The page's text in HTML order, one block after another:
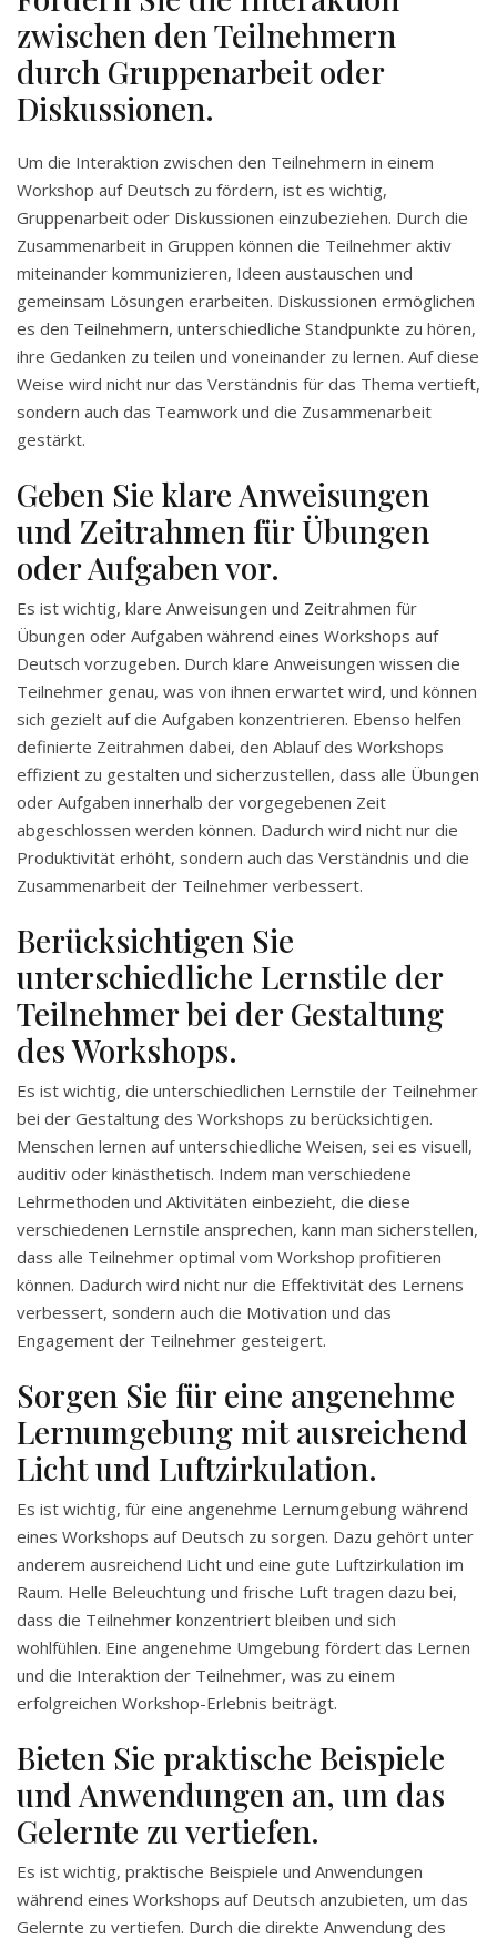
zwischen den Teilnehmern
durch Gruppenarbeit oder
Diskussionen.
Um die Interaktion zwischen den Teilnehmern in einem
Workshop auf Deutsch zu fördern, ist es wichtig,
Gruppenarbeit oder Diskussionen einzubeziehen. Durch die
Zusammenarbeit in Gruppen können die Teilnehmer aktiv
miteinander kommunizieren, Ideen austauschen und
gemeinsam Lösungen erarbeiten. Diskussionen ermöglichen
es den Teilnehmern, unterschiedliche Standpunkte zu hören,
ihre Gedanken zu teilen und voneinander zu lernen. Auf diese
Weise wird nicht nur das Verständnis für das Thema vertieft,
sondern auch das Teamwork und die Zusammenarbeit
gestärkt.
Geben Sie klare Anweisungen
und Zeitrahmen für Übungen
oder Aufgaben vor.
Es ist wichtig, klare Anweisungen und Zeitrahmen für
Übungen oder Aufgaben während eines Workshops auf
Deutsch vorzugeben. Durch klare Anweisungen wissen die
Teilnehmer genau, was von ihnen erwartet wird, und können
sich gezielt auf die Aufgaben konzentrieren. Ebenso helfen
definierte Zeitrahmen dabei, den Ablauf des Workshops
effizient zu gestalten und sicherzustellen, dass alle Übungen
oder Aufgaben innerhalb der vorgegebenen Zeit
abgeschlossen werden können. Dadurch wird nicht nur die
Produktivität erhöht, sondern auch das Verständnis und die
Zusammenarbeit der Teilnehmer verbessert.
Berücksichtigen Sie
unterschiedliche Lernstile der
Teilnehmer bei der Gestaltung
des Workshops.
Es ist wichtig, die unterschiedlichen Lernstile der Teilnehmer
bei der Gestaltung des Workshops zu berücksichtigen.
Menschen lernen auf unterschiedliche Weisen, sei es visuell,
auditiv oder kinästhetisch. Indem man verschiedene
Lehrmethoden und Aktivitäten einbezieht, die diese
verschiedenen Lernstile ansprechen, kann man sicherstellen,
dass alle Teilnehmer optimal vom Workshop profitieren
können. Dadurch wird nicht nur die Effektivität des Lernens
verbessert, sondern auch die Motivation und das
Engagement der Teilnehmer gesteigert.
Sorgen Sie für eine angenehme
Lernumgebung mit ausreichend
Licht und Luftzirkulation.
Es ist wichtig, für eine angenehme Lernumgebung während
eines Workshops auf Deutsch zu sorgen. Dazu gehört unter
anderem ausreichend Licht und eine gute Luftzirkulation im
Raum. Helle Beleuchtung und frische Luft tragen dazu bei,
dass die Teilnehmer konzentriert bleiben und sich
wohlfühlen. Eine angenehme Umgebung fördert das Lernen
und die Interaktion der Teilnehmer, was zu einem
erfolgreichen Workshop-Erlebnis beiträgt.
Bieten Sie praktische Beispiele
und Anwendungen an, um das
Gelernte zu vertiefen.
Es ist wichtig, praktische Beispiele und Anwendungen
während eines Workshops auf Deutsch anzubieten, um das
Gelernte zu vertiefen. Durch die direkte Anwendung des